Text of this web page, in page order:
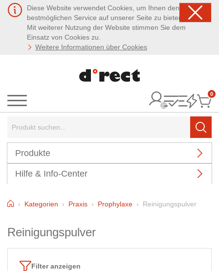
Diese Website verwendet Cookies, um Ihnen den
bestmöglichen Service auf unserer Seite zu bieten.
Mit weiterer Nutzung der Website stimmen Sie dem
Einsatz von Cookies zu.
Weitere Informationen über Cookies
Menü
0
Produkte
Hilfe & Info-Center
HomeKategorien Praxis Prophylaxe Reinigungspulver
Reinigungspulver
Filter anzeigen